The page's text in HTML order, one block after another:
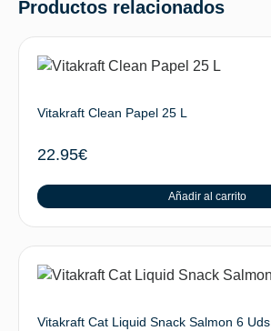
Productos relacionados
Vitakraft Clean Papel 25 L
22.95€
Añadir al carrito
Vitakraft Cat Liquid Snack Salmon 6 Uds